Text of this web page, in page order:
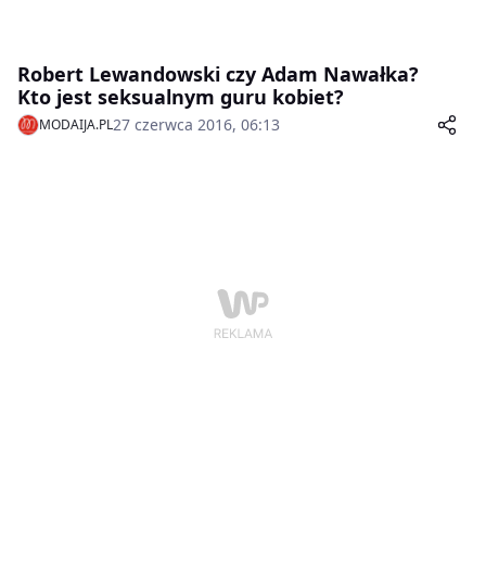
Robert Lewandowski czy Adam Nawałka?
Kto jest seksualnym guru kobiet?
MODAIJA.PL27 czerwca 2016, 06:13